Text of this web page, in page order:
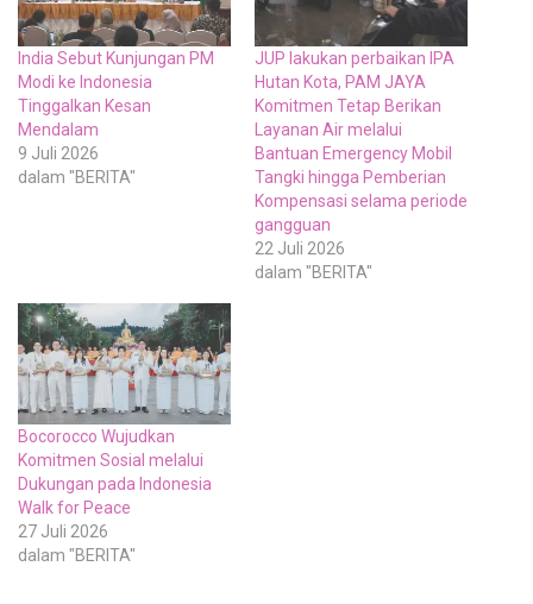
India Sebut Kunjungan PM
Modi ke Indonesia
Tinggalkan Kesan
Mendalam
9 Juli 2026
dalam "BERITA"
JUP lakukan perbaikan IPA
Hutan Kota, PAM JAYA
Komitmen Tetap Berikan
Layanan Air melalui
Bantuan Emergency Mobil
Tangki hingga Pemberian
Kompensasi selama periode
gangguan
22 Juli 2026
dalam "BERITA"
Bocorocco Wujudkan
Komitmen Sosial melalui
Dukungan pada Indonesia
Walk for Peace
27 Juli 2026
dalam "BERITA"